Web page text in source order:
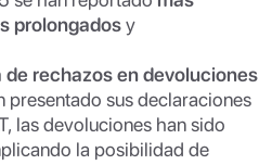
prolongadosy
rechazos en devoluciones
presentado sus declaraciones
las devoluciones han sido
la posibilidad de